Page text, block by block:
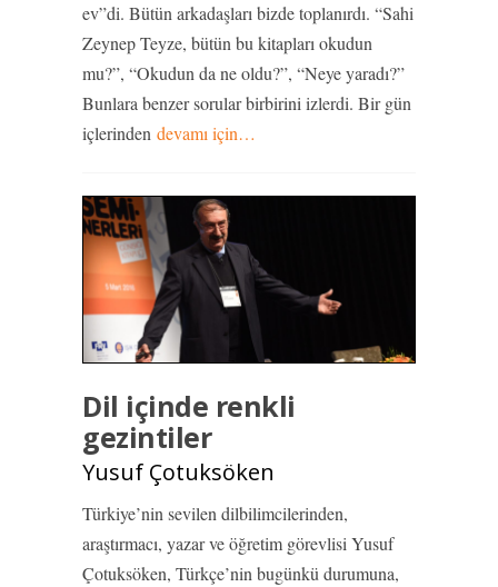
ev”di. Bütün arkadaşları bizde toplanırdı. “Sahi
Zeynep Teyze, bütün bu kitapları okudun
mu?”, “Okudun da ne oldu?”, “Neye yaradı?”
Bunlara benzer sorular birbirini izlerdi. Bir gün
içlerinden devamı için…
Dil içinde renkli
gezintiler
Yusuf Çotuksöken
Türkiye’nin sevilen dilbilimcilerinden,
araştırmacı, yazar ve öğretim görevlisi Yusuf
Çotuksöken, Türkçe’nin bugünkü durumuna,